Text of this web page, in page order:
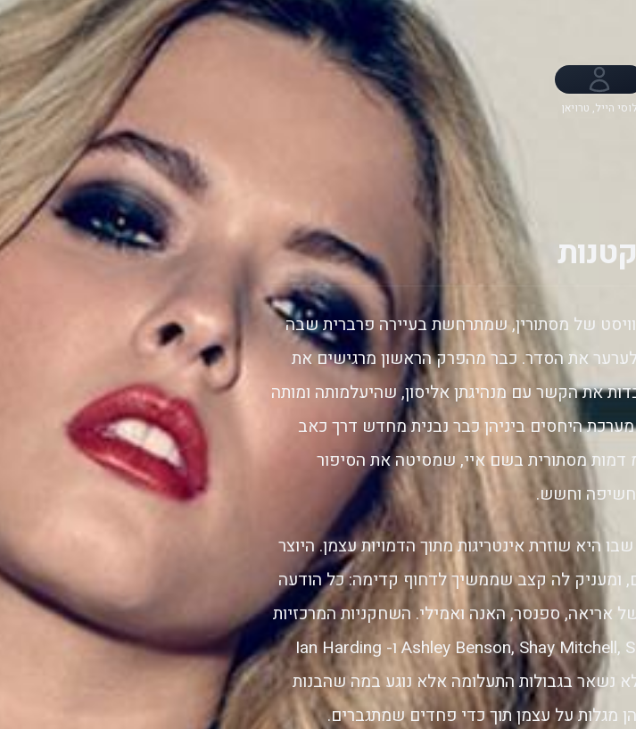
לוסי הייל, טרויאן
של מסתורין, שמתרחשת בעיירה פרברית שבה
את הסדר. כבר מהפרק הראשון מרגישים את
את הקשר עם מנהיגתן אליסון, שהיעלמותה ומותה
היחסים ביניהן כבר נבנית מחדש דרך כאב
דמות מסתורית בשם איי, שמסיטה את הסיפור
וחשש.
היא שוזרת אינטריגות מתוך הדמויות עצמן. היוצר
ומעניק לה קצב שממשיך לדחוף קדימה: כל הודעה
אריאה, ספנסר, האנה ואמילי. השחקניות המרכזיות
לוסי הייל, טרויאן בליסאריו, Ashley Benson, Shay Mitchell, Sasha Pieterse ו- Ian Harding
נשאר בגבולות התעלומה אלא נוגע במה שהבנות
מגלות על עצמן תוך כדי פחדים שמתגברים.